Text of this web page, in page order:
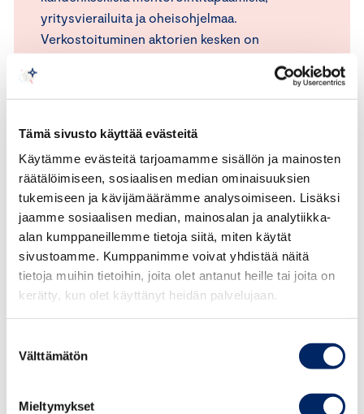
Tämä sivusto käyttää evästeitä
Käytämme evästeitä tarjoamamme sisällön ja mainosten
räätälöimiseen, sosiaalisen median ominaisuuksien
tukemiseen ja kävijämäärämme analysoimiseen. Lisäksi
jaamme sosiaalisen median, mainosalan ja analytiikka-
alan kumppaneillemme tietoja siitä, miten käytät
sivustoamme. Kumppanimme voivat yhdistää näitä
tietoja muihin tietoihin, joita olet antanut heille tai joita on
kerätty, kun olet käyttänyt heidän palvelujaan.
valinta
Välttämätön
Mieltymykset
yritysvierailuita ja oheisohjelmaa.
Verkostoituminen aktorien kesken on
Mentorointiohjelmaan on osallistunut jo 360
naisjohtajaa.
MENTOROINTIOHJELMAAN
Tuoreimmat naisjohtajakatsaukset